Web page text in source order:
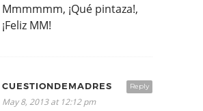
Mmmmmm, ¡Qué pintaza!,
¡Feliz MM!
Reply
CUESTIONDEMADRES
May 8, 2013 at 12:12 pm